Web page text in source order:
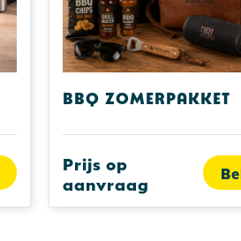
BBQ zomerpakket
Prijs op
aanvraag